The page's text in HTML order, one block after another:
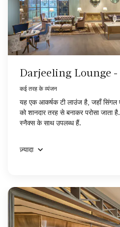
Darjeeling Lounge -
कई तरह के व्यंजन
यह एक आकर्षक टी लाउंज है, जहाँ सिंगल
को शानदार तरह से बनाकर परोसा जाता
स्नैक्स के साथ उपलब्ध हैं.
ज़्यादा